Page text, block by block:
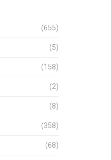
(655)
(5)
(158)
(2)
(8)
(358)
(68)